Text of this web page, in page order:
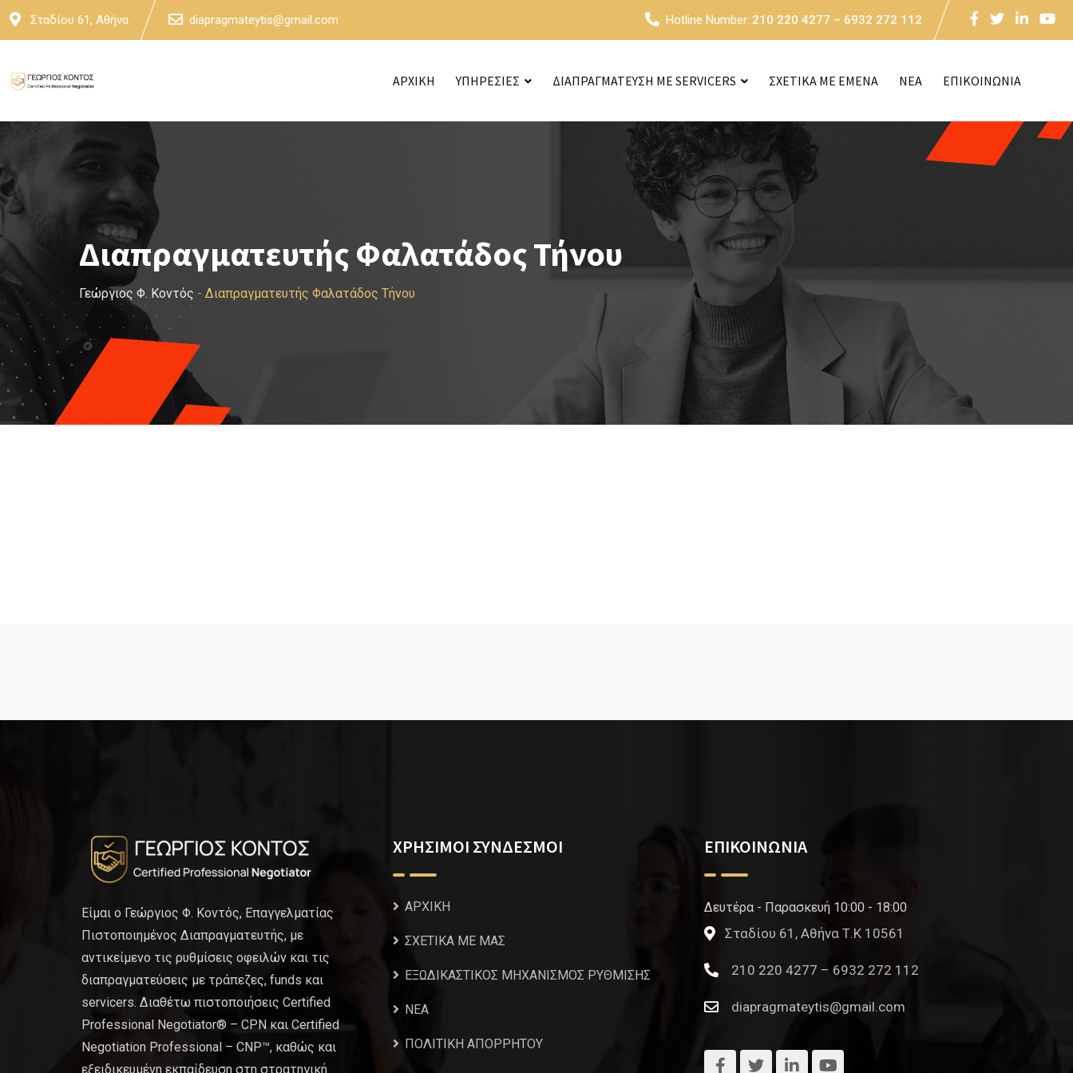
Skip
Σταδίου 61, Αθήνα diapragmateytis@gmail.com Hotline Number: 210 220 4277 – 6932 272 112
ΑΡΧΙΚΗ ΥΠΗΡΕΣΙΕΣ ΔΙΑΠΡΑΓΜΑΤΕΥΣΗ ΜΕ SERVICERS ΣΧΕΤΙΚΑ ΜΕ ΕΜΕΝΑ NEA ΕΠΙΚΟΙΝΩΝΙΑ
Διαπραγματευτής Φαλατάδος Τήνου
Γεώργιος Φ. Κοντός - Διαπραγματευτής Φαλατάδος Τήνου
Είμαι ο Γεώργιος Φ. Κοντός, Επαγγελματίας
Πιστοποιημένος Διαπραγματευτής, με
αντικείμενο τις ρυθμίσεις οφειλών και τις
διαπραγματεύσεις με τράπεζες, funds και
servicers. Διαθέτω πιστοποιήσεις Certified
Professional Negotiator® – CPN και Certified
Negotiation Professional – CNP™, καθώς και
εξειδικευμένη εκπαίδευση στη στρατηγική
ΧΡΗΣΙΜΟΙ ΣΥΝΔΕΣΜΟΙ
ΑΡΧΙΚΗ
ΣΧΕΤΙΚΑ ΜΕ ΜΑΣ
ΕΞΩΔΙΚΑΣΤΙΚΟΣ ΜΗΧΑΝΙΣΜΟΣ ΡΥΘΜΙΣΗΣ
NEA
ΠΟΛΙΤΙΚΗ ΑΠΟΡΡΗΤΟΥ
ΕΠΙΚΟΙΝΩΝΙΑ
Δευτέρα - Παρασκευή 10:00 - 18:00
Σταδίου 61, Αθήνα Τ.Κ 10561
210 220 4277 – 6932 272 112
diapragmateytis@gmail.com